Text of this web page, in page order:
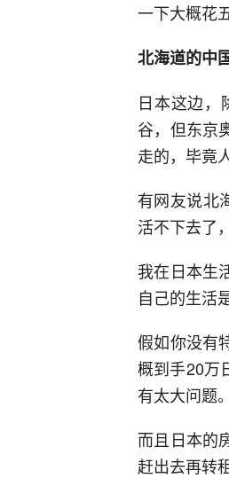
一下大概花
北海道的中
日本这边
谷，但东京
走的，毕竟
有网友说北
活不下去了
我在日本生
自己的生活
假如你没有
概到手20万
有太大问题。
而且日本的
赶出去再转